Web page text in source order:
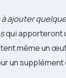
à ajouter
qui apporteront
même un
un